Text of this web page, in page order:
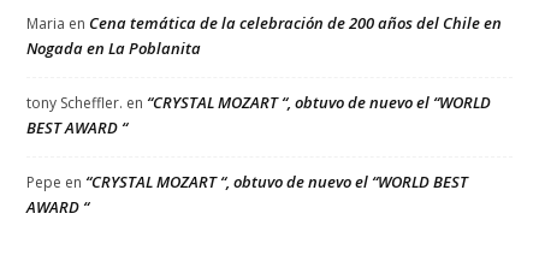
Maria en Cena temática de la celebración de 200 años del Chile en
Nogada en La Poblanita
tony Scheffler. en “CRYSTAL MOZART “, obtuvo de nuevo el “WORLD
BEST AWARD “
Pepe en “CRYSTAL MOZART “, obtuvo de nuevo el “WORLD BEST
AWARD “